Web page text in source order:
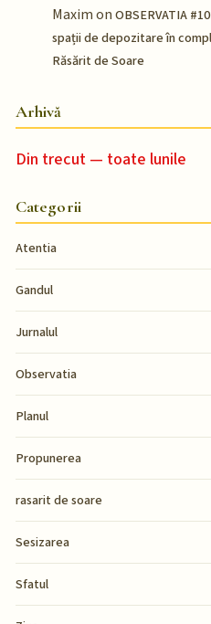
Maximon OBSERVATIA
spații de depozitare în
Răsărit de Soare
Arhivă
Din trecut — toate lunile
Categorii
Atentia
Gandul
Jurnalul
Observatia
Planul
Propunerea
rasarit de soare
Sesizarea
Sfatul